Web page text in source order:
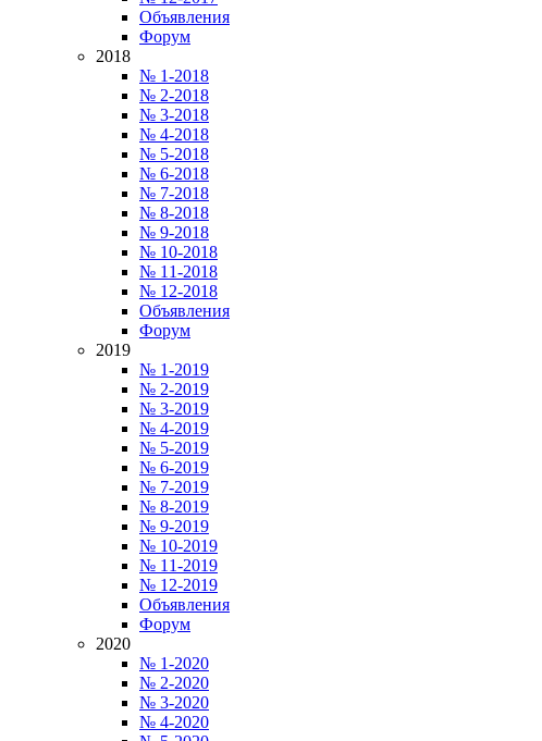
Объявления
Форум
2018
№ 1-2018
№ 2-2018
№ 3-2018
№ 4-2018
№ 5-2018
№ 6-2018
№ 7-2018
№ 8-2018
№ 9-2018
№ 10-2018
№ 11-2018
№ 12-2018
Объявления
Форум
2019
№ 1-2019
№ 2-2019
№ 3-2019
№ 4-2019
№ 5-2019
№ 6-2019
№ 7-2019
№ 8-2019
№ 9-2019
№ 10-2019
№ 11-2019
№ 12-2019
Объявления
Форум
2020
№ 1-2020
№ 2-2020
№ 3-2020
№ 4-2020